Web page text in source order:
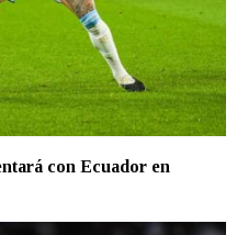
con Ecuador en